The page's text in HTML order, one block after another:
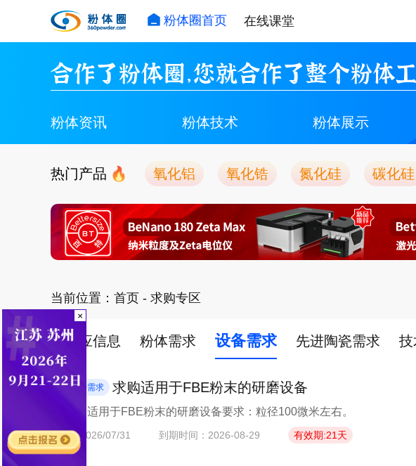
粉体圈首页 在线课堂
合作了粉体圈，您就合作了整个粉体工
粉体资讯 粉体技术 粉体展示
热门产品 氧化铝 氧化锆 氮化硅 碳化硅
当前位置： 首页 - 求购专区
供应信息 粉体需求 设备需求 先进陶瓷需求 技
设备需求 求购适用于FBE粉末的研磨设备
求购适用于FBE粉末的研磨设备要求：粒径100微米左右。
2026/07/31 到期时间：2026-08-29 有效期:21天
×